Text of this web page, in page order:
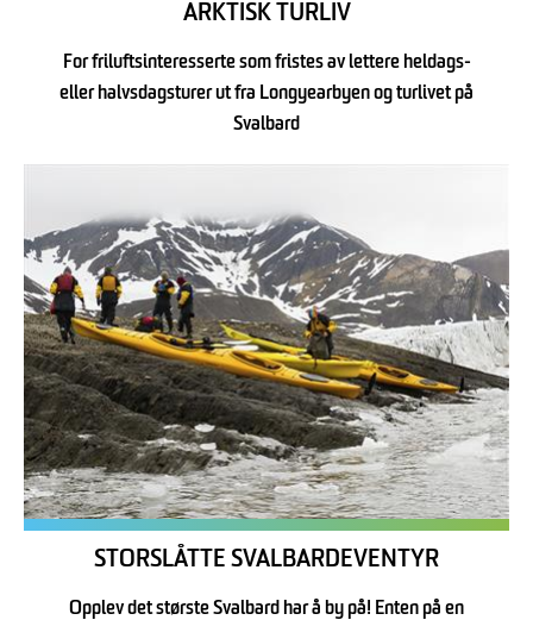
ARKTISK TURLIV
For friluftsinteresserte som fristes av lettere heldags-
eller halvsdagsturer ut fra Longyearbyen og turlivet på
Svalbard
STORSLÅTTE SVALBARDEVENTYR
Opplev det største Svalbard har å by på! Enten på en